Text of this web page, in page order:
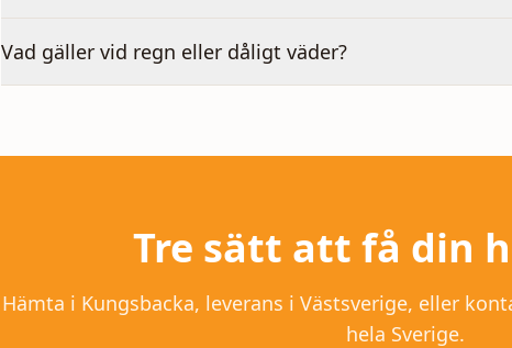
Vad gäller vid regn eller dåligt väder?
Tre sätt att få din
Hämta i Kungsbacka, leverans i Västsverige, eller
hela Sverige.